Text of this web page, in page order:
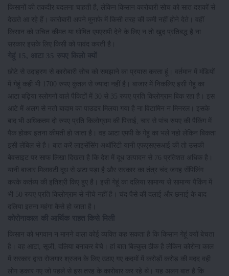
किसानों की तकदीर बदलना चाहती है, लेकिन किसान कारोबारी सोच को सात दशकों से
देखते आ रहे हैं। कारोबारी अपने मुनाफे में किसी तरह की कमी नहीं होने देते। वहीं
किसान को उचित कीमत या घोषित एमएसपी देने के लिए न तो खुद प्रतिबद्ध है ना
सरकार इसके लिए किसी को पावंद करती है।
छोटे से उदाहरण से कारोबारी सोच को समझाने का प्रयास करता हूं। वर्तमान में मंडियों
में गेहूं कहीं भी 1700 रुपए कुंतल से ज्यादा नहीं है। बाजार में निकलिए इसी गेहूं का
आटा बढ़िया स्लोगनों वाले पैकिटों में 30 से 35 रुपए प्रति किलोग्राम बिक रहा है। इस
आटे में अलग से नतो बादाम का पाउडर मिलया गया है ना विटामिन न मिनरल। इसके
बाद भी अधिकतम दो रुपए प्रति किलोग्राम की पिसाई, चार से पांच रुपए की पैकिंग में
पैक होकर इतना कीमती हो जाता है। वह आटा एमपी के गेहूं का भले नहो लेकिन बिकता
इसी लेबिल से है। बात करें लाइसेंसिंग अथॉरिटी यानी एफएसएसआई की तो उसकी
बेवसाइट पर साफ लिखा दिखता है कि देश में दूध उत्पादन से 76 प्रतिशत अधिक है।
यानी बाजार मिलावटी दूध से अटा पड़ा है और सरकार का तंत्र चंद जगह सेंपिलिंग
करके कर्तब्य की इतिश्री किए हुए है। इसी गेहूं का दलिया सामान्य से सामान्य पैकिंग में
भी 50 रुपए प्रति किलोग्राम से नीचे नहीं है। चंद पैसे की दलाई और छनाई के बाद
दलिया इतना महंगा कैसे हो जाता है।
किसान को भगवान न मानने वाला कोई व्यक्ति कह सकता है कि किसान गेहूं क्यों बेचता
है। वह आटा, सूजी, दलिया बनाकर बेचे। हां बात बिल्कुल ठीक है लेकिन कोरोना काल
में सरकार द्वारा रोजगार श्रजन के लिए उठाए गए कदमों में करोड़ों करोड़ की मदद वही
लोग डकार गए जो पहले से इस तरह के कारोबार कर रहे थे। यह अलग बात है कि